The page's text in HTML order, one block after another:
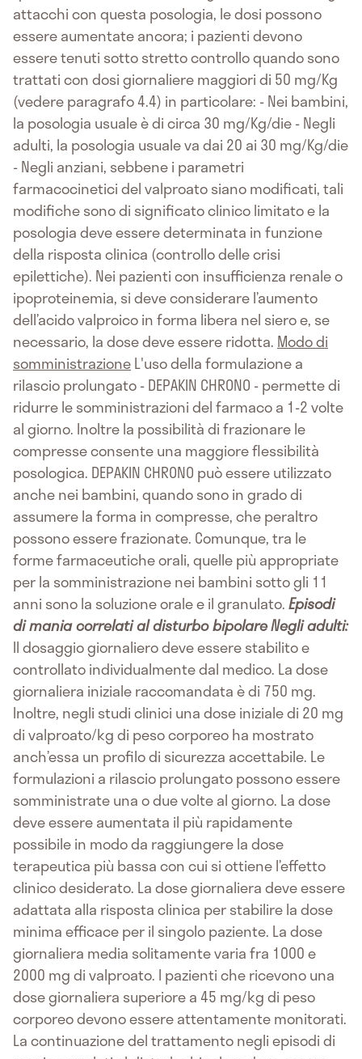
attacchi con questa posologia, le dosi possono
essere aumentate ancora; i pazienti devono
essere tenuti sotto stretto controllo quando sono
trattati con dosi giornaliere maggiori di 50 mg/Kg
(vedere paragrafo 4.4) in particolare: - Nei bambini,
la posologia usuale è di circa 30 mg/Kg/die - Negli
adulti, la posologia usuale va dai 20 ai 30 mg/Kg/die
- Negli anziani, sebbene i parametri
farmacocinetici del valproato siano modificati, tali
modifiche sono di significato clinico limitato e la
posologia deve essere determinata in funzione
della risposta clinica (controllo delle crisi
epilettiche). Nei pazienti con insufficienza renale o
ipoproteinemia, si deve considerare l’aumento
dell’acido valproico in forma libera nel siero e, se
necessario, la dose deve essere ridotta. Modo di
somministrazioneL'uso della formulazione a
rilascio prolungato - DEPAKIN CHRONO - permette di
ridurre le somministrazioni del farmaco a 1-2 volte
al giorno. Inoltre la possibilità di frazionare le
compresse consente una maggiore flessibilità
posologica. DEPAKIN CHRONO può essere utilizzato
anche nei bambini, quando sono in grado di
assumere la forma in compresse, che peraltro
possono essere frazionate. Comunque, tra le
forme farmaceutiche orali, quelle più appropriate
per la somministrazione nei bambini sotto gli 11
anni sono la soluzione orale e il granulato.Episodi
di mania correlati al disturbo bipolareNegli adulti:
Il dosaggio giornaliero deve essere stabilito e
controllato individualmente dal medico. La dose
giornaliera iniziale raccomandata è di 750 mg.
Inoltre, negli studi clinici una dose iniziale di 20 mg
di valproato/kg di peso corporeo ha mostrato
anch’essa un profilo di sicurezza accettabile. Le
formulazioni a rilascio prolungato possono essere
somministrate una o due volte al giorno. La dose
deve essere aumentata il più rapidamente
possibile in modo da raggiungere la dose
terapeutica più bassa con cui si ottiene l’effetto
clinico desiderato. La dose giornaliera deve essere
adattata alla risposta clinica per stabilire la dose
minima efficace per il singolo paziente. La dose
giornaliera media solitamente varia fra 1000 e
2000 mg di valproato. I pazienti che ricevono una
dose giornaliera superiore a 45 mg/kg di peso
corporeo devono essere attentamente monitorati.
La continuazione del trattamento negli episodi di